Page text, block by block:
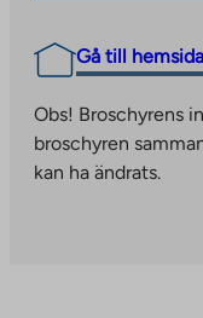
Gå till
Obs! Broschyrens
broschyren
kan ha ändrats.